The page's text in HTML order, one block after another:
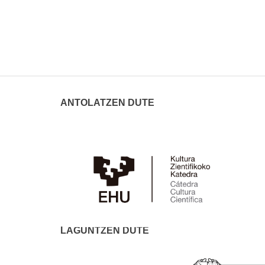
ANTOLATZEN DUTE
LAGUNTZEN DUTE